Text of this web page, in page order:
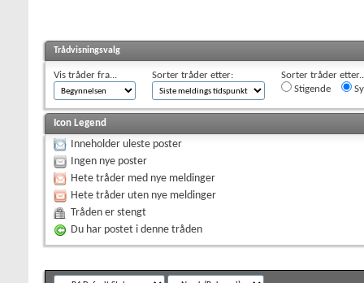
Trådvisningsvalg
Vis tråder fra... Sorter tråder etter:
Sorter tråder
Stigende
Icon Legend
Inneholder uleste poster
Ingen nye poster
Hete tråder med nye meldinger
Hete tråder uten nye meldinger
Tråden er stengt
Du har postet i denne tråden